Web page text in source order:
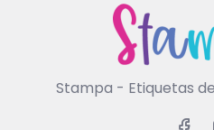
Stampa - Etiquetas